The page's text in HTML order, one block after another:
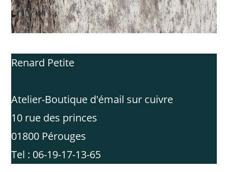
Renard Petite
Atelier-Boutique d'émail sur cuivre
10 rue des princes
01800 Pérouges
Tel : 06-19-17-13-65